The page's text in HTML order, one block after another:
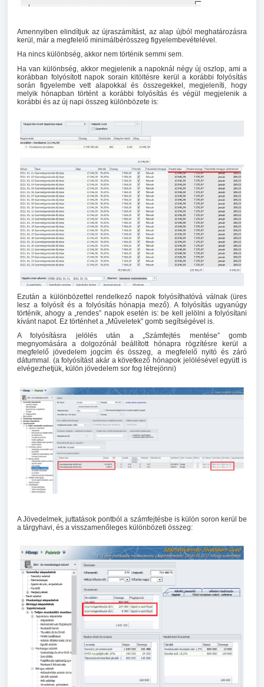
Amennyiben elindítjuk az újraszámítást, az alap újból meghatározásra
kerül, már a megfelelő minimálbérösszeg figyelembevételével.
Ha nincs különbség, akkor nem történik semmi sem.
Ha van különbség, akkor megjelenik a napoknál négy új oszlop, ami a
korábban folyósított napok sorain kitöltésre kerül a korábbi folyósítás
során figyelembe vett alapokkal és összegekkel, megjeleníti, hogy
melyik hónapban történt a korábbi folyósítás és végül megjelenik a
korábbi és az új napi összeg különbözete is:
Ezután a különbözettel rendelkező napok folyósíthatóvá válnak (üres
lesz a folyósít és a folyósítás hónapja mező). A folyósítás ugyanúgy
történik, ahogy a „rendes” napok esetén is: be kell jelölni a folyósítani
kívánt napot. Ez történhet a „Műveletek” gomb segítségével is.
A folyósításra jelölés után a „Számfejtés mentése” gomb
megnyomására a dolgozónál beállított hónapra rögzítésre kerül a
megfelelő jövedelem jogcím és összeg, a megfelelő nyitó és záró
dátummal. (a folyósítást akár a következő hónapok jelölésével együtt is
elvégezhetjük, külön jövedelem sor fog létrejönni)
A Jövedelmek, juttatások pontból a számfejtésbe is külön soron kerül be
a tárgyhavi, és a visszamenőleges különbözeti összeg: